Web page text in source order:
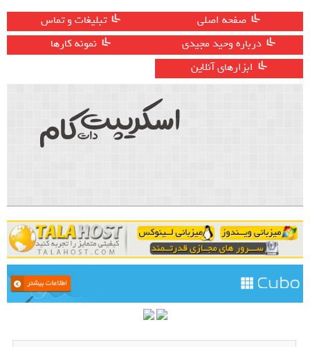
صفحه اصلی
تبلیغات و تماس
درباره وحید مجیدی
نمونه کارها
ابزارهای آنلاین